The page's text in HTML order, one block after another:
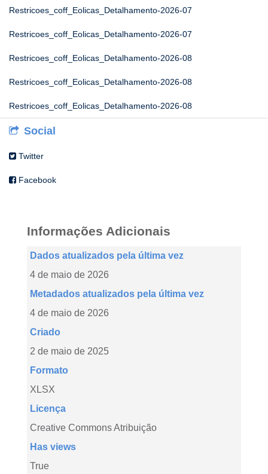
Restricoes_coff_Eolicas_Detalhamento-2026-07
Restricoes_coff_Eolicas_Detalhamento-2026-07
Restricoes_coff_Eolicas_Detalhamento-2026-08
Restricoes_coff_Eolicas_Detalhamento-2026-08
Restricoes_coff_Eolicas_Detalhamento-2026-08
Social
Twitter
Facebook
Informações Adicionais
Dados atualizados pela última vez
4 de maio de 2026
Metadados atualizados pela última vez
4 de maio de 2026
Criado
2 de maio de 2025
Formato
XLSX
Licença
Creative Commons Atribuição
Has views
True